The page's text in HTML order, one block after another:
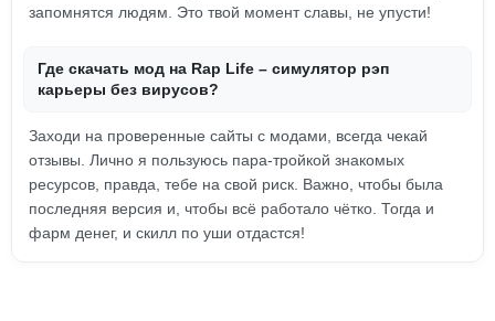
запомнятся людям. Это твой момент славы, не упусти!
Где скачать мод на Rap Life – симулятор рэп
карьеры без вирусов?
Заходи на проверенные сайты с модами, всегда чекай
отзывы. Лично я пользуюсь пара-тройкой знакомых
ресурсов, правда, тебе на свой риск. Важно, чтобы была
последняя версия и, чтобы всё работало чётко. Тогда и
фарм денег, и скилл по уши отдастся!